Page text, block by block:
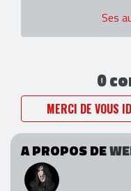
Ses
0
MERCI DE VOUS
A PROPOS DE